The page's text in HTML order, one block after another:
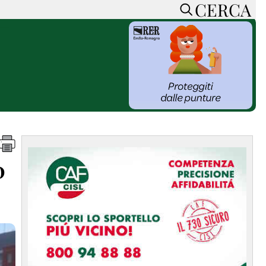
CERCA
ACCEDI o REGISTRATI
SOSTIENI LA PRESSA
CONOSCI LA PRESSA
PRIVACY POLICY
MAPPA DEL SITO
NORMATIVE
DEONTOLOGICHE
CERCA